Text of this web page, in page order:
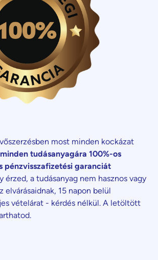
most minden kockázat
tudásanyagára 100%-os
pénzvisszafizetési garanciát
érzed, a tudásanyag nem hasznos vagy
elvárásaidnak, 15 napon belül
vételárat - kérdés nélkül. A letöltött